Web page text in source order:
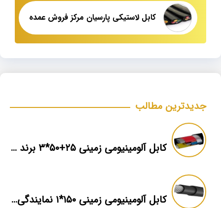
کابل لاستیکی پارسیان مرکز فروش عمده
جدیدترین مطالب
کابل آلومینیومی زمینی ۲۵+۵۰*۳ برند ماهان
کابل آلومینیومی زمینی ۱۵۰*۱ نمایندگی فروش